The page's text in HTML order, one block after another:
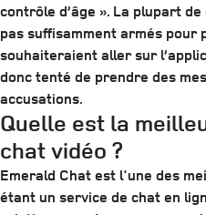
contrôle d’âge ». La plupart
pas suffisamment armés pour
souhaiteraient aller sur
donc tenté de prendre des
accusations.
Quelle est la
chat vidéo ?
Emerald Chat est l'une des
étant un service de chat en